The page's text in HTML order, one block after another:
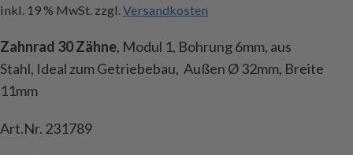
inkl. 19 % MwSt. zzgl.Versandkosten
Zahnrad 30 Zähne, Modul 1, Bohrung 6mm, aus
Stahl, Ideal zum Getriebebau, Außen Ø 32mm, Breite
11mm
Art.Nr. 231789